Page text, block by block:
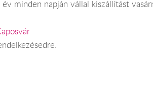
minden napján vállal kiszállítást